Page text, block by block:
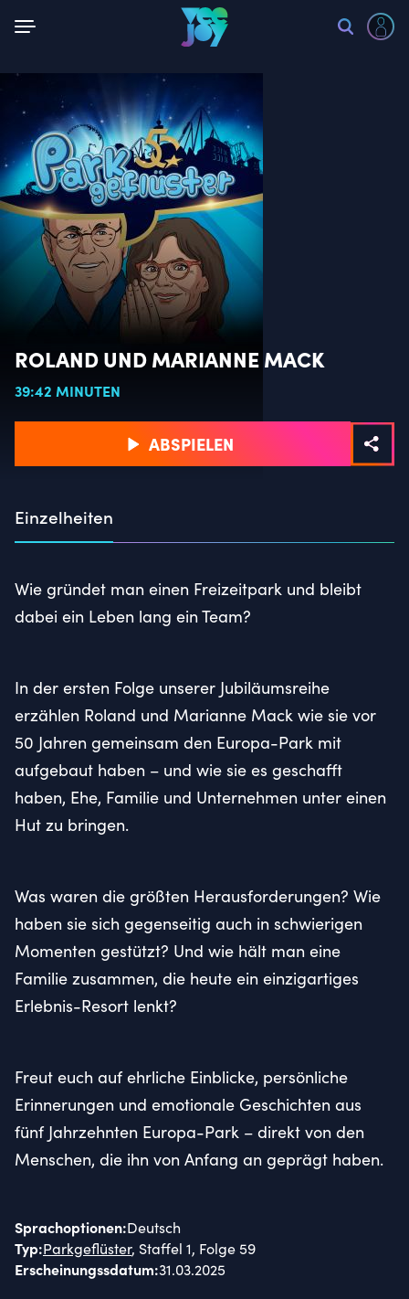
ROLAND UND MARIANNE MACK
39:42 MINUTEN
ABSPIELEN
Einzelheiten
Wie gründet man einen Freizeitpark und bleibt
dabei ein Leben lang ein Team?
In der ersten Folge unserer Jubiläumsreihe
erzählen Roland und Marianne Mack wie sie vor
50 Jahren gemeinsam den Europa-Park mit
aufgebaut haben – und wie sie es geschafft
haben, Ehe, Familie und Unternehmen unter einen
Hut zu bringen.
Was waren die größten Herausforderungen? Wie
haben sie sich gegenseitig auch in schwierigen
Momenten gestützt? Und wie hält man eine
Familie zusammen, die heute ein einzigartiges
Erlebnis-Resort lenkt?
Freut euch auf ehrliche Einblicke, persönliche
Erinnerungen und emotionale Geschichten aus
fünf Jahrzehnten Europa-Park – direkt von den
Menschen, die ihn von Anfang an geprägt haben.
Sprachoptionen:Deutsch
Typ:Parkgeflüster, Staffel 1, Folge 59
Erscheinungssdatum:31.03.2025